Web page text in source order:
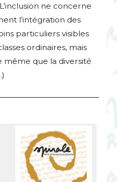
ne concerne
l’intégration des
particuliers visibles
ordinaires, mais
même que la diversité